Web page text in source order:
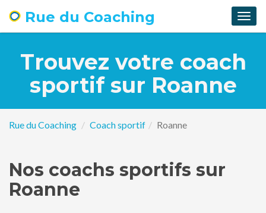
Rue du Coaching
Trouvez votre coach
sportif sur Roanne
Rue du Coaching Coach sportif Roanne
Nos coachs sportifs sur
Roanne